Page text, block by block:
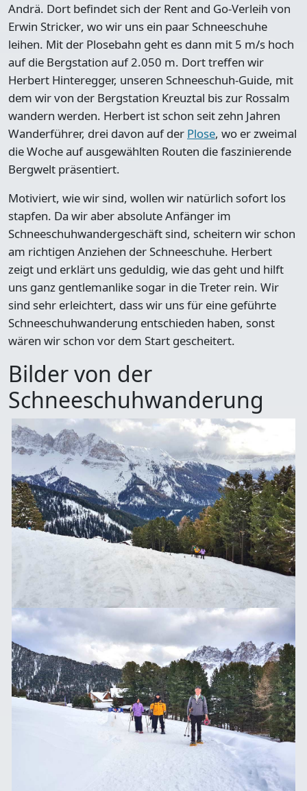
Andrä. Dort befindet sich der Rent and Go-Verleih von
Erwin Stricker, wo wir uns ein paar Schneeschuhe
leihen. Mit der Plosebahn geht es dann mit 5 m/s hoch
auf die Bergstation auf 2.050 m. Dort treffen wir
Herbert Hinteregger, unseren Schneeschuh-Guide, mit
dem wir von der Bergstation Kreuztal bis zur Rossalm
wandern werden. Herbert ist schon seit zehn Jahren
Wanderführer, drei davon auf der Plose, wo er zweimal
die Woche auf ausgewählten Routen die faszinierende
Bergwelt präsentiert.
Motiviert, wie wir sind, wollen wir natürlich sofort los
stapfen. Da wir aber absolute Anfänger im
Schneeschuhwandergeschäft sind, scheitern wir schon
am richtigen Anziehen der Schneeschuhe. Herbert
zeigt und erklärt uns geduldig, wie das geht und hilft
uns ganz gentlemanlike sogar in die Treter rein. Wir
sind sehr erleichtert, dass wir uns für eine geführte
Schneeschuhwanderung entschieden haben, sonst
wären wir schon vor dem Start gescheitert.
Bilder von der
Schneeschuhwanderung